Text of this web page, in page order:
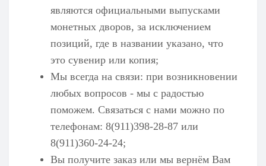
являются официальными выпусками
монетных дворов, за исключением
позиций, где в названии указано, что
это сувенир или копия;
Мы всегда на связи: при возникновении
любых вопросов - мы с радостью
поможем. Связаться с нами можно по
телефонам: 8(911)398-28-87 или
8(911)360-24-24;
Вы получите заказ или мы вернём Вам